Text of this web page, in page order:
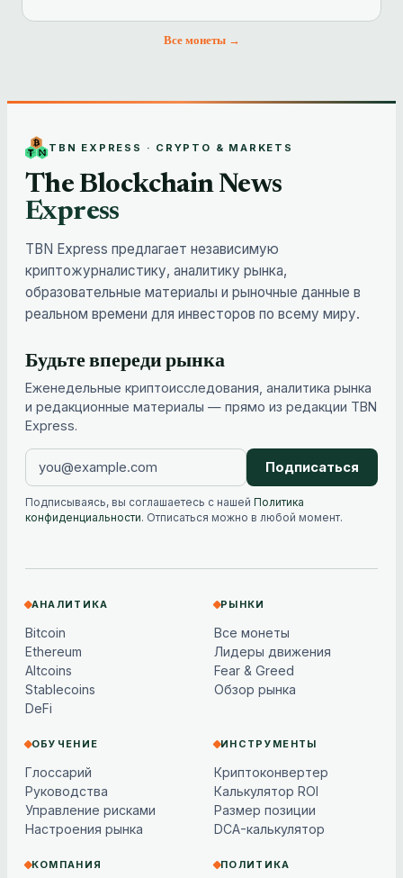
Все монеты →
TBN EXPRESS · CRYPTO & MARKETS
The Blockchain News
Express
TBN Express предлагает независимую
криптожурналистику, аналитику рынка,
образовательные материалы и рыночные данные в
реальном времени для инвесторов по всему миру.
Будьте впереди рынка
Еженедельные криптоисследования, аналитика рынка
и редакционные материалы — прямо из редакции TBN
Express.
Подписаться
Подписываясь, вы соглашаетесь с нашей Политика
конфиденциальности. Отписаться можно в любой момент.
АНАЛИТИКА
Bitcoin
Ethereum
Altcoins
Stablecoins
DeFi
РЫНКИ
Все монеты
Лидеры движения
Fear & Greed
Обзор рынка
ОБУЧЕНИЕ
Глоссарий
Руководства
Управление рисками
Настроения рынка
ИНСТРУМЕНТЫ
Криптоконвертер
Калькулятор ROI
Размер позиции
DCA-калькулятор
КОМПАНИЯ ПОЛИТИКА